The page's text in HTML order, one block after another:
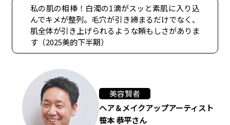
私の肌の相棒！白濁の1滴がスッと素肌に入り込
んでキメが整列。毛穴が引き締まるだけでなく、
肌全体が引き上げられるような頼もしさがありま
す（2025美的下半期）
美容賢者
ヘア＆メイクアップアーティスト
笹本 恭平さん